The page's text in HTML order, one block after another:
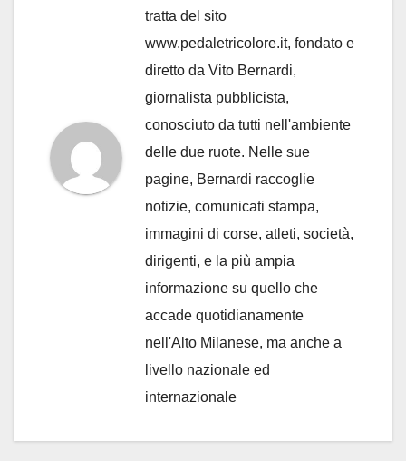
tratta del sito
www.pedaletricolore.it, fondato e
diretto da Vito Bernardi,
giornalista pubblicista,
conosciuto da tutti nell'ambiente
delle due ruote. Nelle sue
pagine, Bernardi raccoglie
notizie, comunicati stampa,
immagini di corse, atleti, società,
dirigenti, e la più ampia
informazione su quello che
accade quotidianamente
nell'Alto Milanese, ma anche a
livello nazionale ed
internazionale